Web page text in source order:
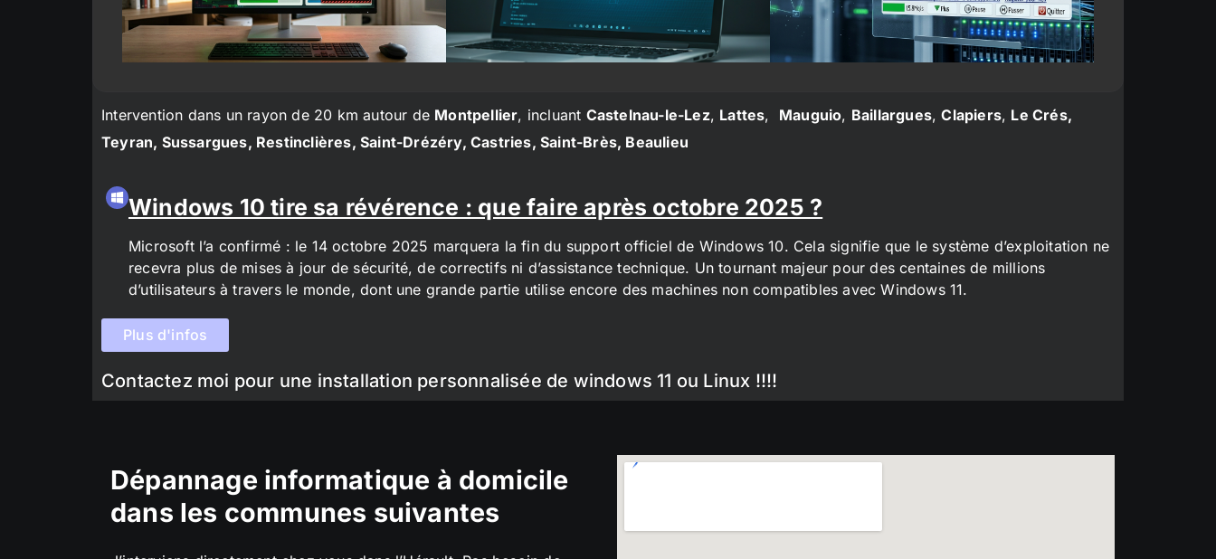
Intervention dans un rayon de 20 km autour de Montpellier, incluant Castelnau-le-Lez, Lattes, Mauguio, Baillargues,Clapiers, Le Crés,
Teyran, Sussargues, Restinclières, Saint-Drézéry, Castries, Saint-Brès, Beaulieu
Windows 10 tire sa révérence : que faire après octobre 2025 ?
Microsoft l’a confirmé : le 14 octobre 2025 marquera la fin du support officiel de Windows 10. Cela signifie que le système d’exploitation ne
recevra plus de mises à jour de sécurité, de correctifs ni d’assistance technique. Un tournant majeur pour des centaines de millions
d’utilisateurs à travers le monde, dont une grande partie utilise encore des machines non compatibles avec Windows 11.
Plus d'infos
Contactez moi pour une installation personnalisée de windows 11 ou Linux !!!!
Dépannage informatique à domicile
dans les communes suivantes